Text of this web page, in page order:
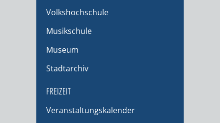
Volkshochschule
Musikschule
Museum
Stadtarchiv
FREIZEIT
Veranstaltungskalender